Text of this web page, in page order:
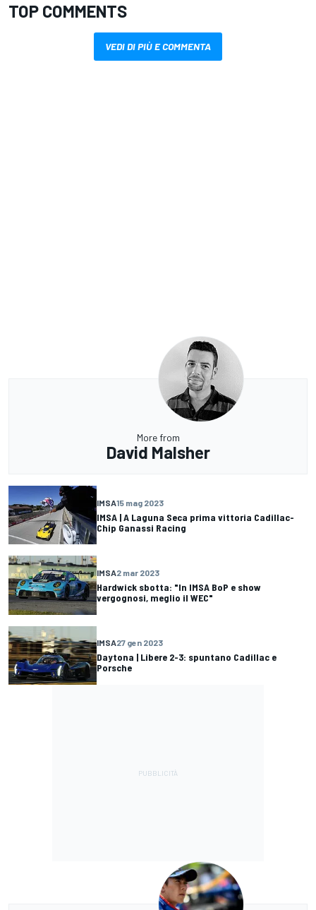
TOP COMMENTS
VEDI DI PIÙ E COMMENTA
More from
David Malsher
IMSA15 mag 2023
IMSA | A Laguna Seca prima vittoria Cadillac-
Chip Ganassi Racing
IMSA2 mar 2023
Hardwick sbotta: "In IMSA BoP e show
vergognosi, meglio il WEC"
IMSA27 gen 2023
Daytona | Libere 2-3: spuntano Cadillac e
Porsche